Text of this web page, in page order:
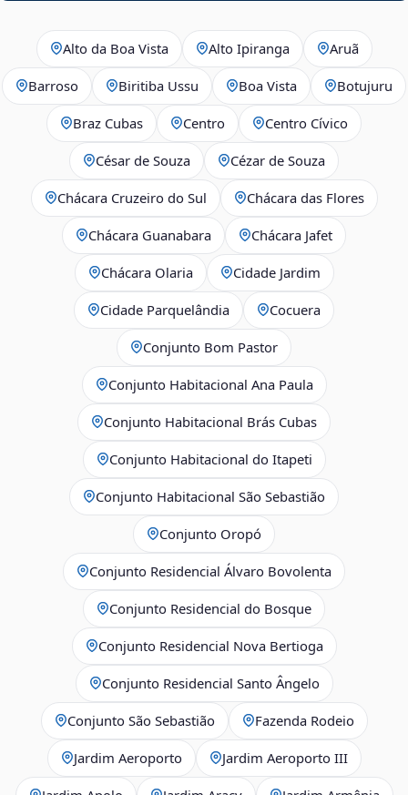
Alto da Boa Vista Alto Ipiranga Aruã
Barroso Biritiba Ussu Boa Vista Botujuru
Braz Cubas Centro Centro Cívico
César de Souza Cézar de Souza
Chácara Cruzeiro do Sul Chácara das Flores
Chácara Guanabara Chácara Jafet
Chácara Olaria Cidade Jardim
Cidade Parquelândia Cocuera
Conjunto Bom Pastor
Conjunto Habitacional Ana Paula
Conjunto Habitacional Brás Cubas
Conjunto Habitacional do Itapeti
Conjunto Habitacional São Sebastião
Conjunto Oropó
Conjunto Residencial Álvaro Bovolenta
Conjunto Residencial do Bosque
Conjunto Residencial Nova Bertioga
Conjunto Residencial Santo Ângelo
Conjunto São Sebastião Fazenda Rodeio
Jardim Aeroporto Jardim Aeroporto III